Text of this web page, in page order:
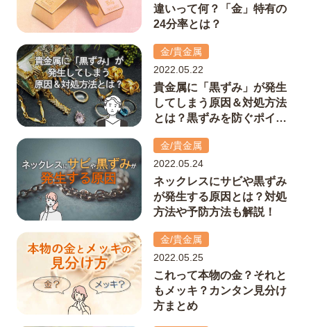
違いって何？「金」特有の
24分率とは？
金/貴金属
2022.05.22
貴金属に「黒ずみ」が発生
してしまう原因＆対処方法
とは？黒ずみを防ぐポイン
金/貴金属
2022.05.24
ネックレスにサビや黒ずみ
が発生する原因とは？対処
方法や予防方法も解説！
金/貴金属
2022.05.25
これって本物の金？それと
もメッキ？カンタン見分け
方まとめ